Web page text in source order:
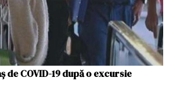
de COVID-19 după o excursie